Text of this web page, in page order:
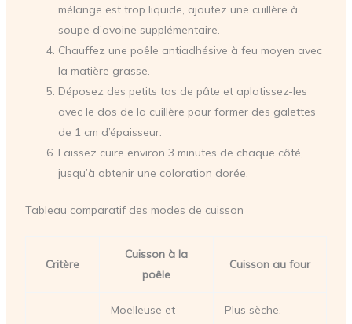
mélange est trop liquide, ajoutez une cuillère à
soupe d’avoine supplémentaire.
Chauffez une poêle antiadhésive à feu moyen avec
la matière grasse.
Déposez des petits tas de pâte et aplatissez-les
avec le dos de la cuillère pour former des galettes
de 1 cm d’épaisseur.
Laissez cuire environ 3 minutes de chaque côté,
jusqu’à obtenir une coloration dorée.
Tableau comparatif des modes de cuisson
Critère
Cuisson à la
poêle
Cuisson au four
Moelleuse et
Plus sèche,